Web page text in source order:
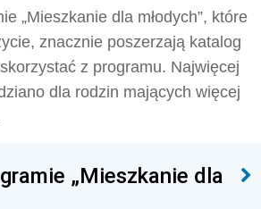
„Mieszkanie dla młodych”, które
znacznie poszerzają katalog
z programu. Najwięcej
dla rodzin mających więcej
„Mieszkanie dla